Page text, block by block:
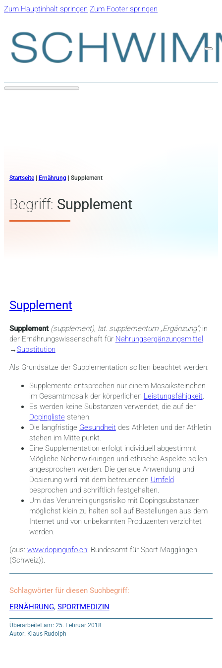
Zum Hauptinhalt springen Zum Footer springen
Startseite| Ernährung Supplement
Begriff: Supplement
Supplement
Supplement (supplement), lat. supplementum „Ergänzung“; in
der Ernährungswissenschaft für Nahrungsergänzungsmittel .
→Substitution
Als Grundsätze der Supplementation sollten beachtet werden:
Supplemente entsprechen nur einem Mosaiksteinchen
im Gesamtmosaik der körperlichen Leistungsfähigkeit
Es werden keine Substanzen verwendet, die auf der
Dopingliste stehen.
Die langfristige Gesundheit des Athleten und der Athletin
stehen im Mittelpunkt.
Eine Supplementation erfolgt individuell abgestimmt.
Mögliche Nebenwirkungen und ethische Aspekte sollen
angesprochen werden. Die genaue Anwendung und
Dosierung wird mit dem betreuenden Umfeld
besprochen und schriftlich festgehalten.
Um das Verunreinigungsrisiko mit Dopingsubstanzen
möglichst klein zu halten soll auf Bestellungen aus dem
Internet und von unbekannten Produzenten verzichtet
werden.
(aus: www.dopinginfo.ch; Bundesamt für Sport Magglingen
(Schweiz)).
Schlagwörter für diesen Suchbegriff:
ERNÄHRUNG, SPORTMEDIZIN
Überarbeitet am: 25. Februar 2018
Autor: Klaus Rudolph